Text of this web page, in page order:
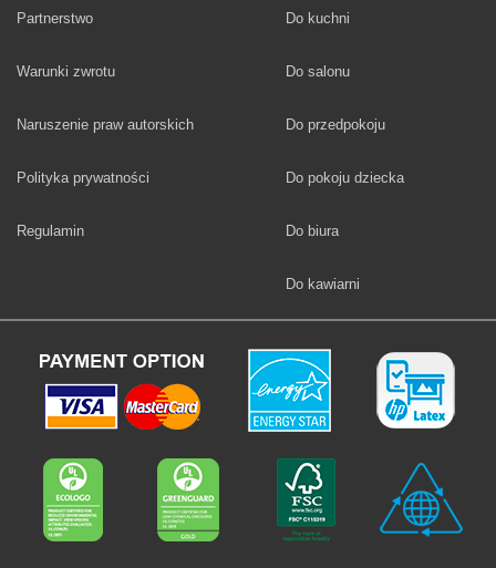
Partnerstwo
Warunki zwrotu
Naruszenie praw autorskich
Polityka prywatności
Regulamin
Fototapety
Do kuchni
Fototapety
Do salonu
Fototapety
Do przedpokoju
Fototapety
Do pokoju dziecka
Fototapety
Do biura
Fototapety
Do kawiarni